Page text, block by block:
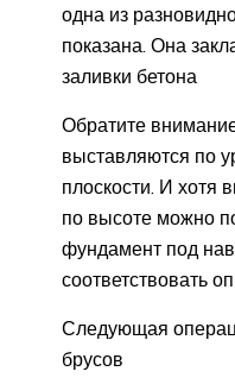
одна из
показана. Она
заливки бетона
Обратите
выставляются по
плоскости. И хотя
по высоте можно
фундамент под
соответствовать
Следующая
брусов